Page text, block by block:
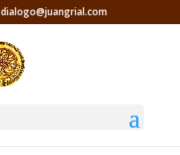
dialogo@juangrial.com